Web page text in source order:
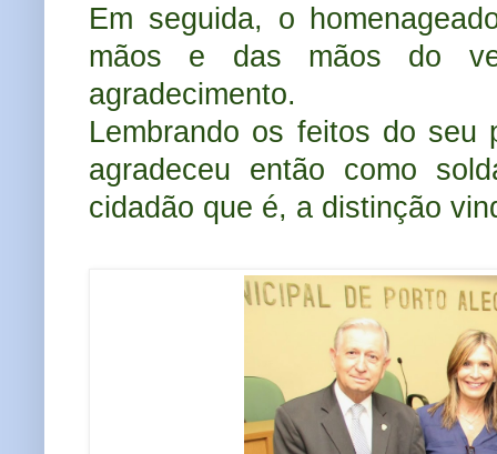
Em seguida, o
mãos e das mãos do
agradecimento.
Lembrando os feitos do seu
agradeceu então como
cidadão que é, a distinção